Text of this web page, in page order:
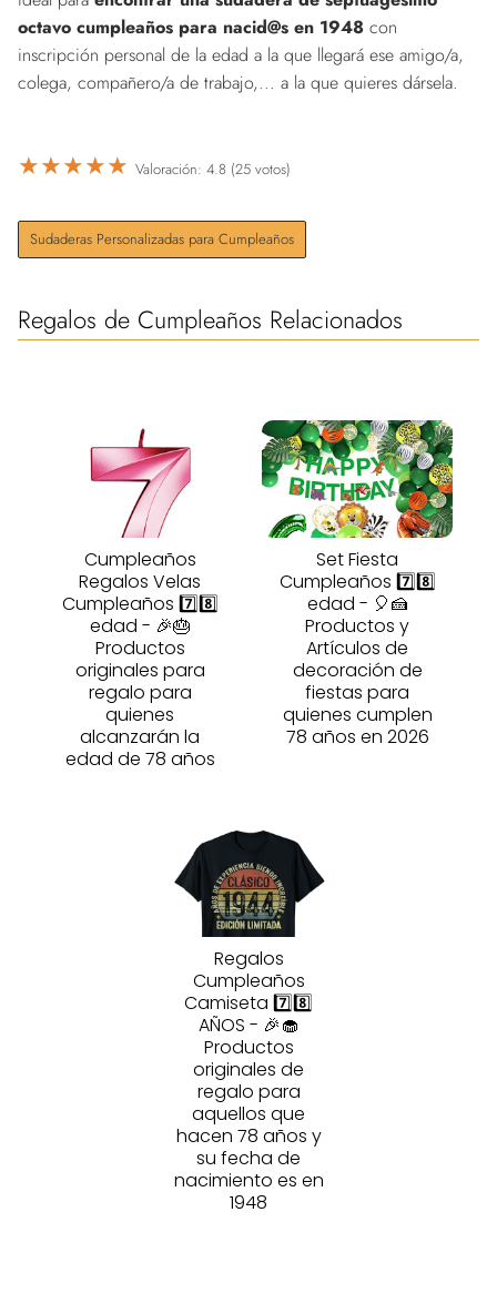
octavo cumpleaños para nacid@s en 1948 con
inscripción personal de la edad a la que llegará ese amigo/a,
colega, compañero/a de trabajo,... a la que quieres dársela.
★★★★★ Valoración: 4.8 (25 votos)
Sudaderas Personalizadas para Cumpleaños
Regalos de Cumpleaños Relacionados
Cumpleaños
Regalos Velas
Cumpleaños 7️⃣8️⃣
edad - 🎉🎂
Productos
originales para
regalo para
quienes
alcanzarán la
edad de 78 años
Set Fiesta
Cumpleaños 7️⃣8️⃣
edad - 🎈🍰
Productos y
Artículos de
decoración de
fiestas para
quienes cumplen
78 años en 2026
Regalos
Cumpleaños
Camiseta 7️⃣8️⃣
AÑOS - 🎉🧁
Productos
originales de
regalo para
aquellos que
hacen 78 años y
su fecha de
nacimiento es en
1948